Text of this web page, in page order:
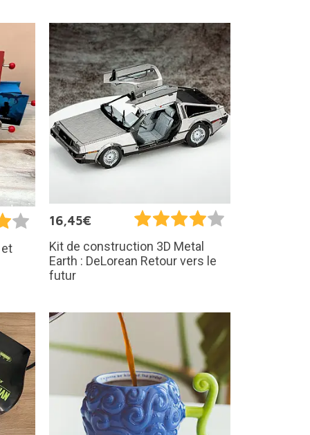
16,45€
Kit de construction 3D Metal
Earth : DeLorean Retour vers le
futur